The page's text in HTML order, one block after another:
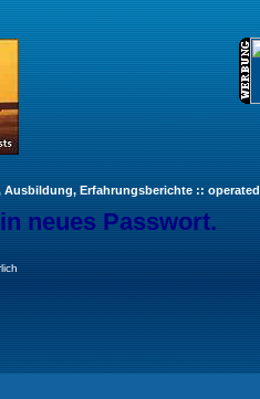
Erfahrungsberichte ::
neues Passwort.